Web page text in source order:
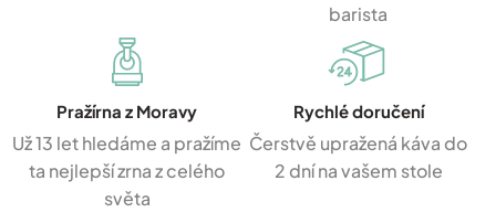
barista
Pražírna z Moravy
Už 13 let hledáme a pražíme
ta nejlepší zrna z celého
světa
Rychlé doručení
Čerstvě upražená káva do
2 dní na vašem stole